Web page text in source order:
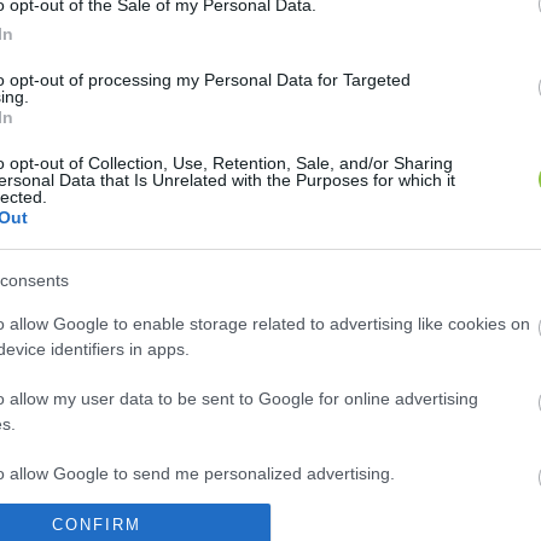
opt-out of the Sale of my Personal Data.
opt-out of processing my Personal Data for Targeted
opt-out of Collection, Use, Retention, Sale, and/or Sharing
Data that Is Unrelated with the Purposes for which it
allow Google to enable storage related to advertising like cookies on
identifiers in apps.
allow my user data to be sent to Google for online advertising
allow Google to send me personalized advertising.
allow Google to enable storage related to analytics like cookies on
CONFIRM
kecskeméti büfés a mentősöket a
gyártott a mentősöknek, hétfőn pedig